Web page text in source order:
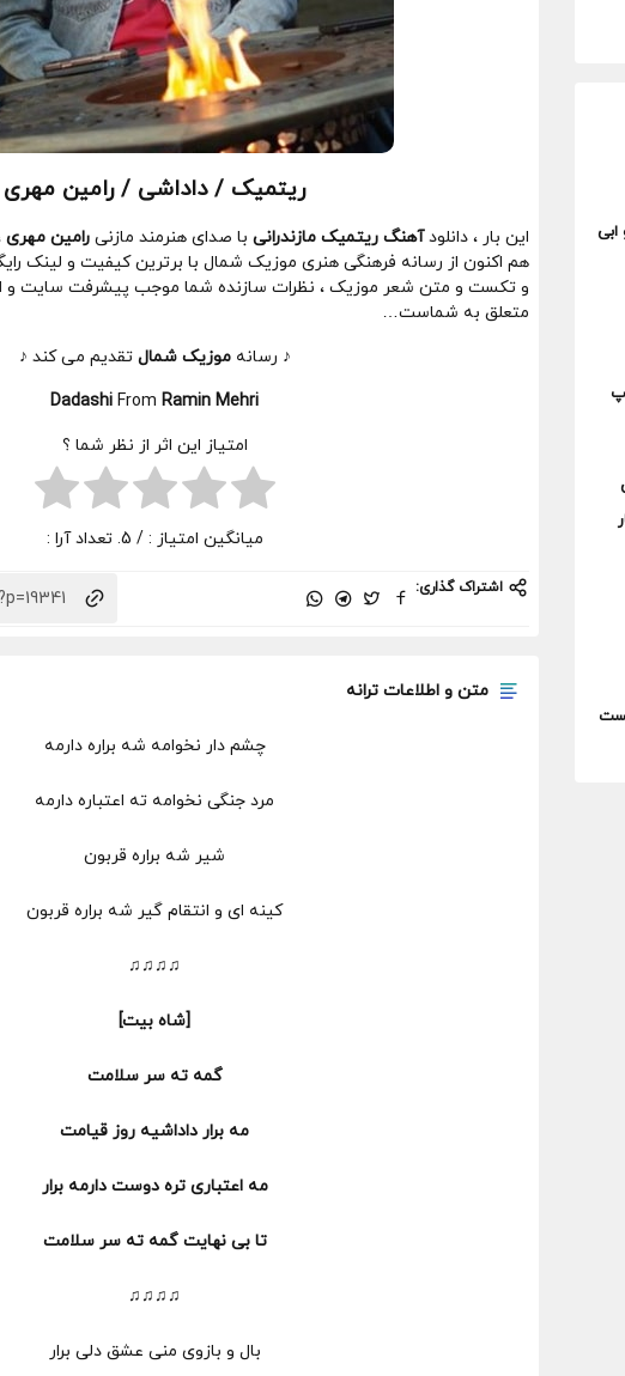
ریتمیک / داداشی / رامین مهری
این بار ، دانلودآهنگ ریتمیک مازندرانی با صدای هنرمند مازنی رامین مهری
هم اکنون از رسانه فرهنگی هنری موزیک شمال با برترین کیفیت و لینک
و تکست و متن شعر موزیک ، نظرات سازنده شما موجب پیشرفت سایت و
متعلق به شماست…
♪ رسانهموزیک شمال تقدیم می کند ♪
Dadashi From Ramin Mehri
امتیاز این اثر از نظر شما ؟
میانگین امتیاز :/ 5. تعداد آرا :
اشتراک گذاری:
متن و اطلاعات ترانه
چشم دار نخوامه شه براره دارمه
مرد جنگی نخوامه ته اعتباره دارمه
شیر شه براره قربون
کینه ای و انتقام گیر شه براره قربون
♫♫♫♫
[شاه بیت]
گمه ته سر سلامت
مه برار داداشیه روز قیامت
مه اعتباری تره دوست دارمه برار
تا بی نهایت گمه ته سر سلامت
♫♫♫♫
بال و بازوی منی عشق دلی برار